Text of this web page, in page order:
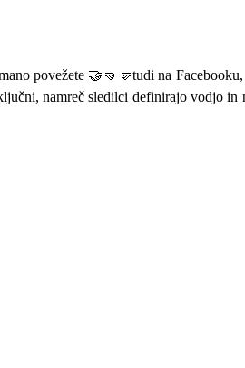
povežete 🤝🤜🤛tudi na
namreč sledilci definirajo vodjo in